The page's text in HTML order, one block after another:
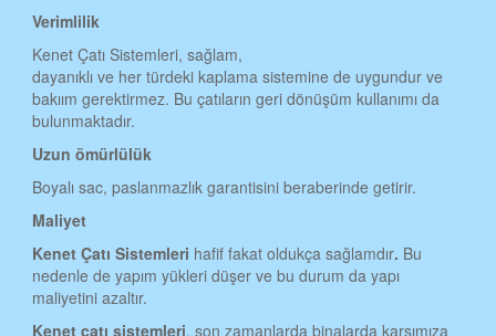
Verimlilik
Kenet Çatı Sistemleri, sağlam,
dayanıklı ve her türdeki kaplama sistemine de uygundur ve
bakıım gerektirmez. Bu çatıların geri dönüşüm kullanımı da
bulunmaktadır.
Uzun ömürlülük
Boyalı sac, paslanmazlık garantisini beraberinde getirir.
Maliyet
Kenet Çatı Sistemleri hafif fakat oldukça sağlamdır. Bu
nedenle de yapım yükleri düşer ve bu durum da yapı
maliyetini azaltır.
Kenet çatı sistemleri, son zamanlarda binalarda karşımıza